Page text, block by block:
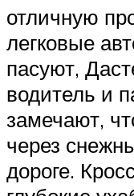
отличную
легковые
пасуют,
водитель и
замечают,
через
дороге.